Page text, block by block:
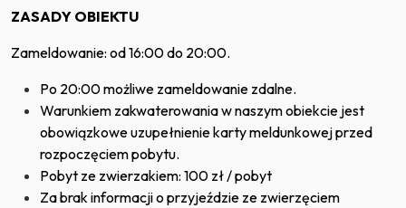
ZASADY OBIEKTU
Zameldowanie: od 16:00 do 20:00.
Po 20:00 możliwe zameldowanie zdalne.
Warunkiem zakwaterowania w naszym obiekcie jest
obowiązkowe uzupełnienie karty meldunkowej przed
rozpoczęciem pobytu.
Pobyt ze zwierzakiem: 100 zł / pobyt
Za brak informacji o przyjeździe ze zwierzęciem